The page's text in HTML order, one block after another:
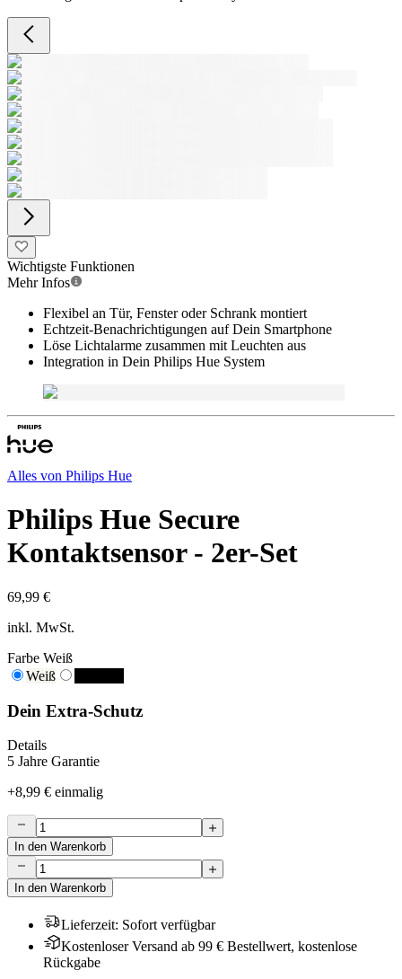
Wichtigste Funktionen
Mehr Infos
Flexibel an Tür, Fenster oder Schrank montiert
Echtzeit-Benachrichtigungen auf Dein Smartphone
Löse Lichtalarme zusammen mit Leuchten aus
Integration in Dein Philips Hue System
Alles von Philips Hue
Philips Hue Secure
Kontaktsensor - 2er-Set
69,99 €
inkl. MwSt.
Farbe Weiß
Weiß
Dein Extra-Schutz
Details
5 Jahre Garantie
+8,99 € einmalig
In den Warenkorb
In den Warenkorb
Lieferzeit: Sofort verfügbar
Kostenloser Versand ab 99 € Bestellwert, kostenlose
Rückgabe